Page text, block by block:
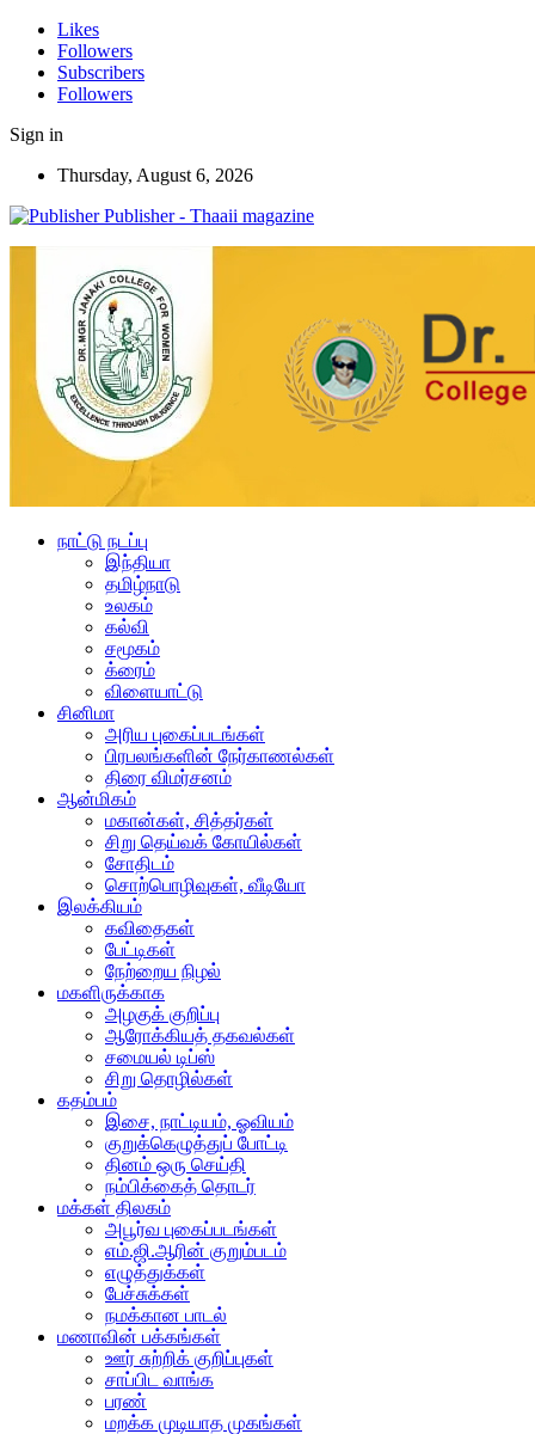
Likes
Followers
Subscribers
Followers
Sign in
Thursday, August 6, 2026
Publisher - Thaaii magazine
நாட்டு நடப்பு
இந்தியா
தமிழ்நாடு
உலகம்
கல்வி
சமூகம்
க்ரைம்
விளையாட்டு
சினிமா
அரிய புகைப்படங்கள்
பிரபலங்களின் நேர்காணல்கள்
திரை விமர்சனம்
ஆன்மிகம்
மகான்கள், சித்தர்கள்
சிறு தெய்வக் கோயில்கள்
சோதிடம்
சொற்பொழிவுகள், வீடியோ
இலக்கியம்
கவிதைகள்
பேட்டிகள்
நேற்றைய நிழல்
மகளிருக்காக
அழகுக் குறிப்பு
ஆரோக்கியத் தகவல்கள்
சமையல் டிப்ஸ்
சிறு தொழில்கள்
கதம்பம்
இசை, நாட்டியம், ஓவியம்
குறுக்கெழுத்துப் போட்டி
தினம் ஒரு செய்தி
நம்பிக்கைத் தொடர்
மக்கள் திலகம்
அபூர்வ புகைப்படங்கள்
எம்.ஜி.ஆரின் குறும்படம்
எழுத்துக்கள்
பேச்சுக்கள்
நமக்கான பாடல்
மணாவின் பக்கங்கள்
ஊர் சுற்றிக் குறிப்புகள்
சாப்பிட வாங்க
பரண்
மறக்க முடியாத முகங்கள்